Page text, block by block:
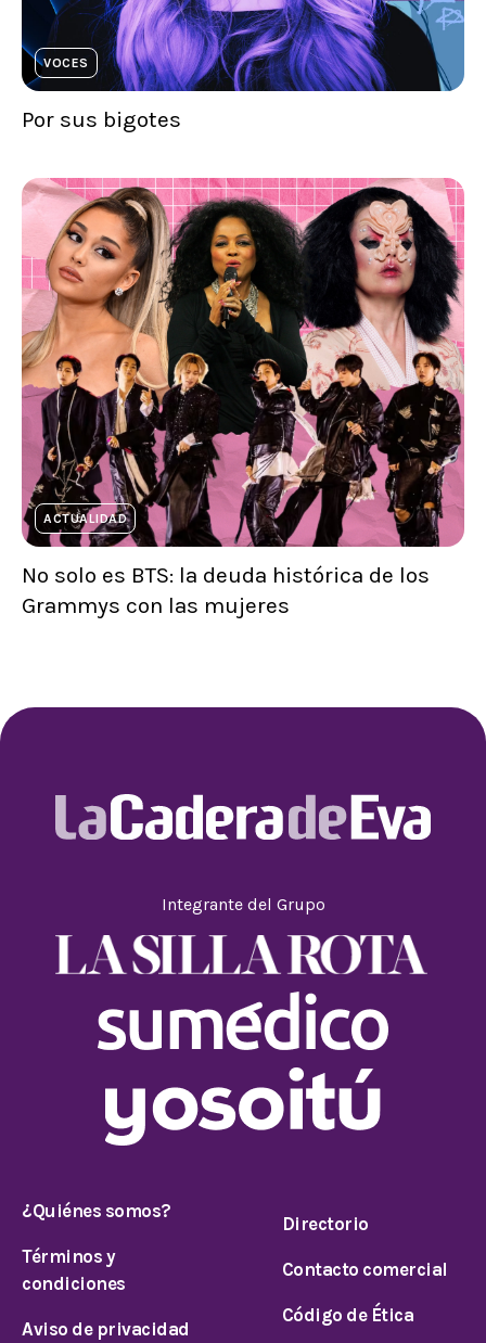
VOCES
Por sus bigotes
ACTUALIDAD
No solo es BTS: la deuda histórica de los
Grammys con las mujeres
Integrante del Grupo
¿Quiénes somos?
Términos y
condiciones
Aviso de privacidad
Directorio
Contacto comercial
Código de Ética